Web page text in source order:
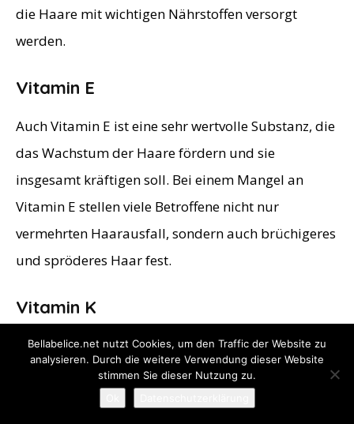
die Haare mit wichtigen Nährstoffen versorgt
werden.
Vitamin E
Auch Vitamin E ist eine sehr wertvolle Substanz, die
das Wachstum der Haare fördern und sie
insgesamt kräftigen soll. Bei einem Mangel an
Vitamin E stellen viele Betroffene nicht nur
vermehrten Haarausfall, sondern auch brüchigeres
und spröderes Haar fest.
Vitamin K
Da Vitamin K die Blutgerinnung regulieren soll,
kann es die Durchblutung und gesunde Haare
Bellabelice.net nutzt Cookies, um den Traffic der Website zu
analysieren. Durch die weitere Verwendung dieser Website
stimmen Sie dieser Nutzung zu.